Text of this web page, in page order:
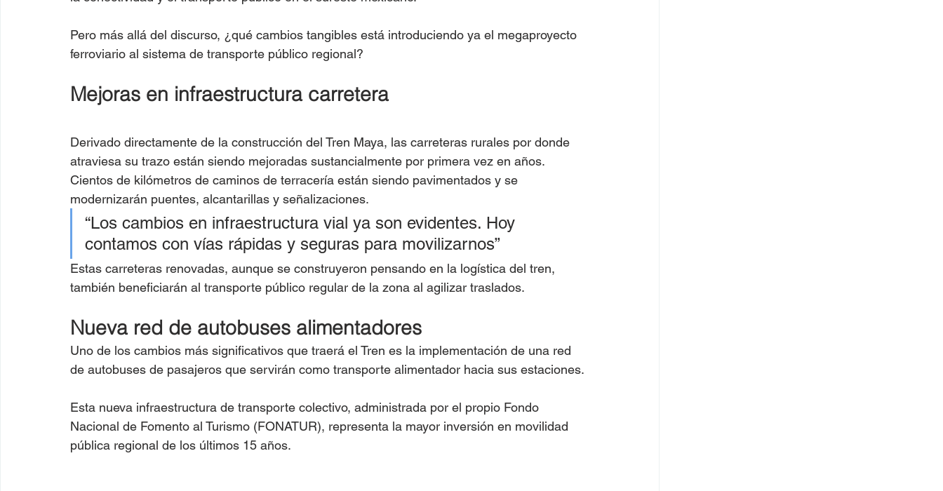
Pero más allá del discurso, ¿qué cambios tangibles está introduciendo ya el megaproyecto
ferroviario al sistema de transporte público regional?
Mejoras en infraestructura carretera
Derivado directamente de la construcción del Tren Maya, las carreteras rurales por donde
atraviesa su trazo están siendo mejoradas sustancialmente por primera vez en años.
Cientos de kilómetros de caminos de terracería están siendo pavimentados y se
modernizarán puentes, alcantarillas y señalizaciones.
“Los cambios en infraestructura vial ya son evidentes. Hoy
contamos con vías rápidas y seguras para movilizarnos”
Estas carreteras renovadas, aunque se construyeron pensando en la logística del tren,
también beneficiarán al transporte público regular de la zona al agilizar traslados.
Nueva red de autobuses alimentadores
Uno de los cambios más significativos que traerá el Tren es la implementación de una red
de autobuses de pasajeros que servirán como transporte alimentador hacia sus estaciones.
Esta nueva infraestructura de transporte colectivo, administrada por el propio Fondo
Nacional de Fomento al Turismo (FONATUR), representa la mayor inversión en movilidad
pública regional de los últimos 15 años.